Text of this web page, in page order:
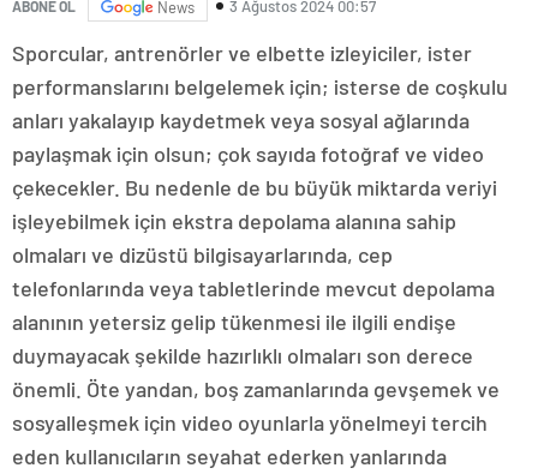
ABONE OL News 3 Ağustos 2024 00:57
Sporcular, antrenörler ve elbette izleyiciler, ister
performanslarını belgelemek için; isterse de coşkulu
anları yakalayıp kaydetmek veya sosyal ağlarında
paylaşmak için olsun; çok sayıda fotoğraf ve video
çekecekler. Bu nedenle de bu büyük miktarda veriyi
işleyebilmek için ekstra depolama alanına sahip
olmaları ve dizüstü bilgisayarlarında, cep
telefonlarında veya tabletlerinde mevcut depolama
alanının yetersiz gelip tükenmesi ile ilgili endişe
duymayacak şekilde hazırlıklı olmaları son derece
önemli. Öte yandan, boş zamanlarında gevşemek ve
sosyalleşmek için video oyunlarla yönelmeyi tercih
eden kullanıcıların seyahat ederken yanlarında